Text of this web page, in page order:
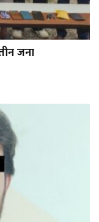
जना